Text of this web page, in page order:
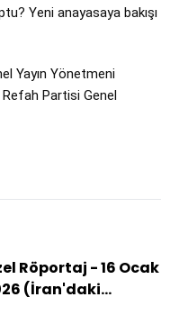
Yeni anayasaya bakışı
Yayın Yönetmeni
Partisi Genel
Röportaj - 16 Ocak
(İran'daki